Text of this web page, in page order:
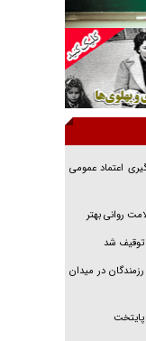
جوان با
می‌زد
- ۲
اعتماد عمومی
روانی بهتر
در میدان